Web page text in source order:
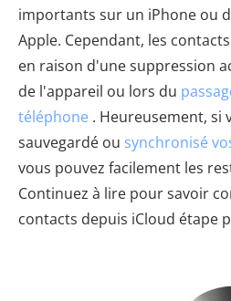
importants sur un iPhone ou
Apple. Cependant, les
en raison d'une suppression
de l'appareil ou lors du
téléphone . Heureusement, si
sauvegardé ou synchronisé
vous pouvez facilement les
Continuez à lire pour savoir
contacts depuis iCloud étape